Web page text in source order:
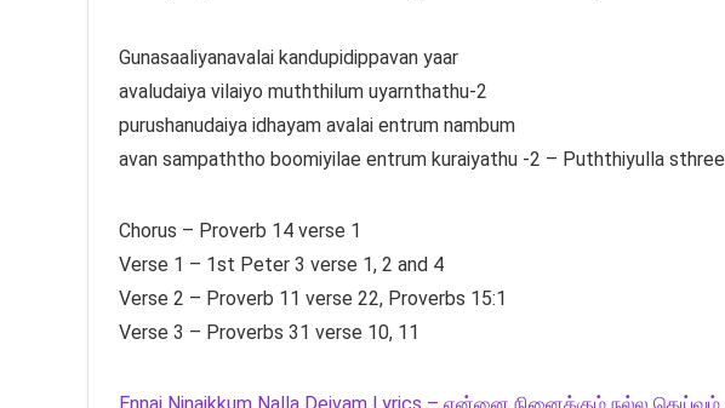
Gunasaaliyanavalai kandupidippavan yaar
avaludaiya vilaiyo muththilum uyarnthathu-2
purushanudaiya idhayam avalai entrum nambum
avan sampaththo boomiyilae entrum kuraiyathu -2 – Puththiyulla sthree
Chorus – Proverb 14 verse 1
Verse 1 – 1st Peter 3 verse 1, 2 and 4
Verse 2 – Proverb 11 verse 22, Proverbs 15:1
Verse 3 – Proverbs 31 verse 10, 11